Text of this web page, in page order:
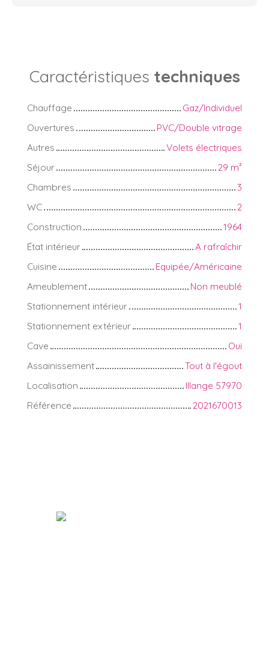
Caractéristiques techniques
Chauffage
Gaz/Individuel
Ouvertures
PVC/Double vitrage
Autres
Volets électriques
Séjour
29 m²
Chambres
3
WC
2
Construction
1964
État intérieur
A rafraîchir
Cuisine
Equipée/Américaine
Ameublement
Non meublé
Stationnement intérieur
1
Stationnement extérieur
1
Cave
Oui
Assainissement
Tout à l'égout
Localisation
Illange 57970
Référence
2021670013